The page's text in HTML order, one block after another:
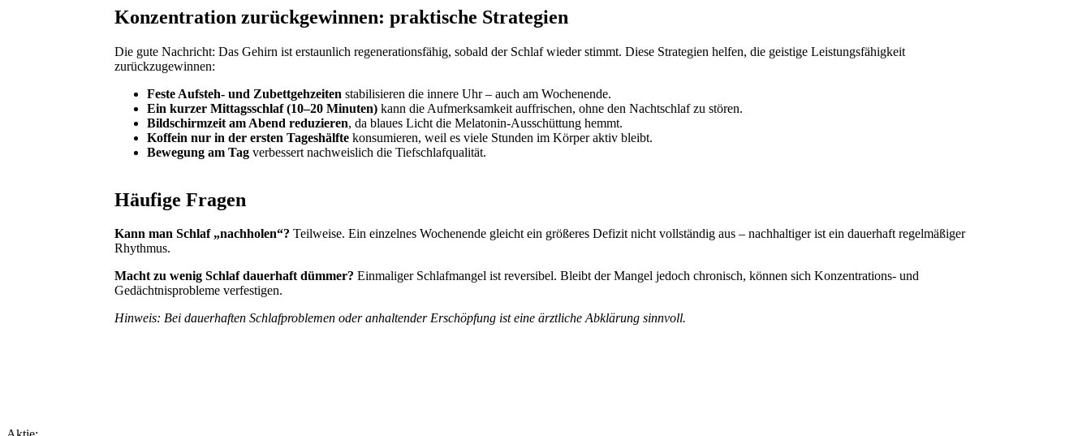
Konzentration zurückgewinnen: praktische Strategien
Die gute Nachricht: Das Gehirn ist erstaunlich regenerationsfähig, sobald der Schlaf wieder stimmt. Diese Strategien helfen, die geistige Leistungsfähigkeit
zurückzugewinnen:
Feste Aufsteh- und Zubettgehzeiten stabilisieren die innere Uhr – auch am Wochenende.
Ein kurzer Mittagsschlaf (10–20 Minuten)kann die Aufmerksamkeit auffrischen, ohne den Nachtschlaf zu stören.
Bildschirmzeit am Abend reduzieren, da blaues Licht die Melatonin-Ausschüttung hemmt.
Koffein nur in der ersten Tageshälftekonsumieren, weil es viele Stunden im Körper aktiv bleibt.
Bewegung am Tagverbessert nachweislich die Tiefschlafqualität.
Häufige Fragen
Kann man Schlaf „nachholen“? Teilweise. Ein einzelnes Wochenende gleicht ein größeres Defizit nicht vollständig aus – nachhaltiger ist ein dauerhaft regelmäßiger
Rhythmus.
Macht zu wenig Schlaf dauerhaft dümmer? Einmaliger Schlafmangel ist reversibel. Bleibt der Mangel jedoch chronisch, können sich Konzentrations- und
Gedächtnisprobleme verfestigen.
Hinweis: Bei dauerhaften Schlafproblemen oder anhaltender Erschöpfung ist eine ärztliche Abklärung sinnvoll.